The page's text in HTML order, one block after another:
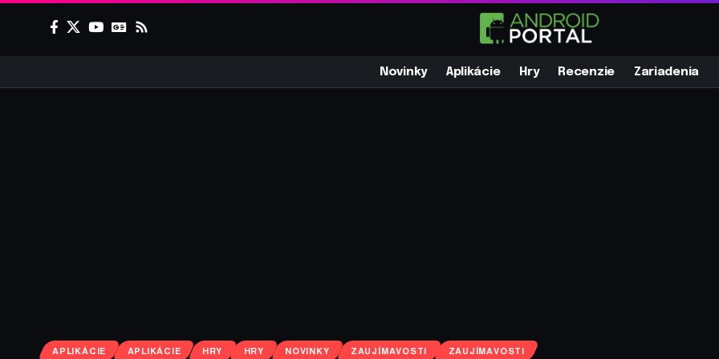
Novinky Aplikácie Hry Recenzie Zariadenia
APLIKÁCIE APLIKÁCIE HRY HRY NOVINKY ZAUJÍMAVOSTI ZAUJÍMAVOSTI